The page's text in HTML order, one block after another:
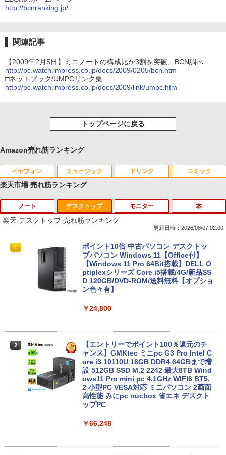
http://bcnranking.jp/
関連記事
【2009年2月5日】ミニノートの構成比が3割を突破、BCN調べ
http://pc.watch.impress.co.jp/docs/2009/0205/bcn.htm
□ネットブック/UMPCリンク集
http://pc.watch.impress.co.jp/docs/2009/link/umpc.htm
トップページに戻る
Amazon売れ筋ランキング
イヤフォン
Anker Soundcore P40i オフホワイト
￥7,990
Anker Soundcore P31i ブラック
￥5,990
ラック
￥14,990
【2026年アップグレード版】AOKIMI ワイヤ
レスイヤホン bluetooth イヤホン V12 小型
るーとゅーす コードレス ENCノイズキャン
ミュージック
BRUCE WAYNE feat. Flo Milli, ATL Jacob
[Explicit]
BRUCE WAYNE feat. Flo Milli, ATL Jacob
[Explicit]
￥250
On My Road (Stadium ver.)
ドリンク
【Amazon.co.jp限定】 い・ろ・は・す 2L P
ET ラベルレス ×8本
by Amazon 天然水 ラベルレス 500ml ×24本
富士山の天然水 バナジウム含有 水 ミネラル
ウォーター ペットボトル 静岡県産 500ミリリ
by Amazon 炭酸水 ラベルレス 500ml ×24本
強炭酸水 ペットボトル 500ミリリットル (Sm
art Basic)
￥1,625
by Amazon 天然水ラベルレス 2L×9本
￥1,117
コミック
薬屋のひとりごと 17巻 (デジタル版ビッグガ
ンガンコミックス)
異世界居酒屋「のぶ」(22) (角川コミックス・
エース)
クスDIGITAL)
￥594
HUNTER×HUNTER モノクロ版 39 (ジャンプ
コミックスDIGITAL)
￥572
楽天市場 売れ筋ランキング
ノート
1
価格重視訳あり ノートパソコン Office付
き 店長おまかせ 東芝 富士通 NEC DELL
HP等 Celeron 初めてパソコンを使う方
や初心者向け メモリ4GB HDD320GBま
たはSSD128GB Windows11/10 OS選択
可 WiFi オフィス付き ノートPC 1ヶ月保
古】
【エントリーでポイント10倍】 【Dラン
ク 訳あり】中古 ノートパソコン Lenovo
ThinkPad X390 第8世代 Core i5 8265U
メモリ8GB SSD 256GB PCIe Win11 Pro
13.3インチ フルHD WWAN LTE Webカ
メラ 指紋認証 顔認証 レノボ
￥14,800
デスクトップ
楽天 デスクトップ 売れ筋ランキング
更新日時：2026/08/07 02:00
1
ポイント10倍 中古パソコン デスクトッ
プパソコン Windows 11【Office付】
【Windows 11 Pro 64Bit搭載】DELL O
ptiplexシリーズ Core i5搭載/4G/新品SS
D 120GB/DVD-ROM/送料無料【オプショ
ン色々有】
￥24,800
2
【エントリーでポイント100％還元のチ
ャンス】GMKtec ミニpc G3 Pro Intel C
ore i3 10110U 16GB DDR4 64GBまで増
設 512GB SSD M.2 2242 最大8TB Wind
ows11 Pro mini pc 4.1GHz WIFI6 BT5.
2 小型PC VESA対応 ミニパソコン 2画面
高性能 みにpc nucbox 省エネ デスクト
ップPC
￥66,248
モニター 本